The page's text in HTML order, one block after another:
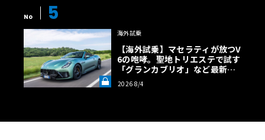
No 5
海外試乗
【海外試乗】マセラティが放つV
6の咆哮。聖地トリエステで試す
「グランカブリオ」など最新ト
ロフェオ3台の官能評価《LE VO
LANT LAB》
2026 8/4